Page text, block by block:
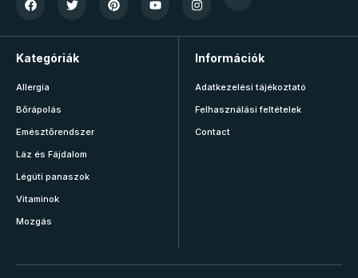
Kategóriák
Allergia
Bőrápolás
Emésztőrendszer
Láz és Fájdalom
Légúti panaszok
Vitaminok
Mozgás
Információk
Adatkezelési tájékoztató
Felhasználási feltételek
Contact